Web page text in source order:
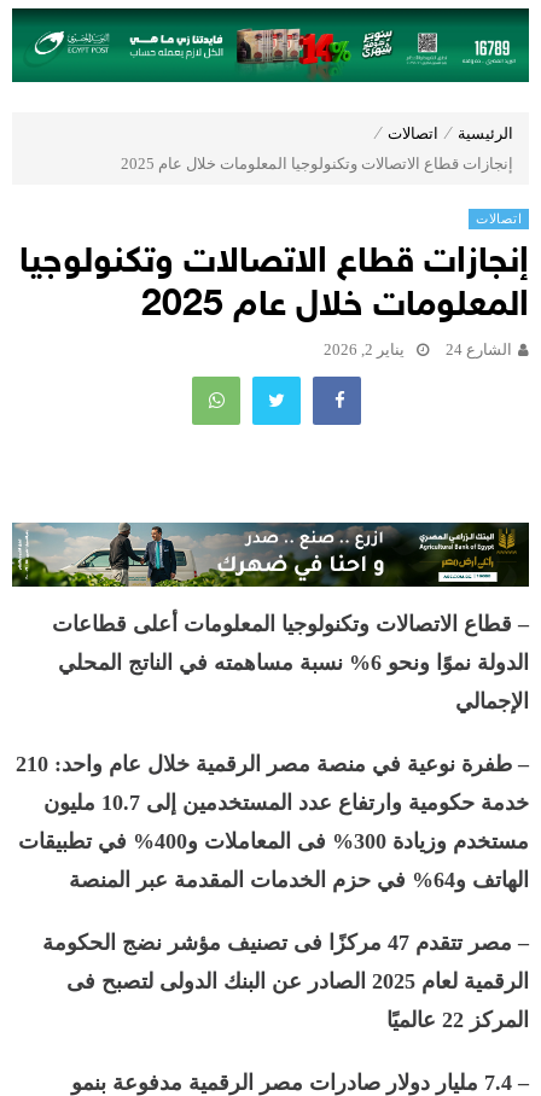
الرئيسية ⁄ اتصالات ⁄
إنجازات قطاع الاتصالات وتكنولوجيا المعلومات خلال عام 2025
اتصالات
إنجازات قطاع الاتصالات وتكنولوجيا
المعلومات خلال عام 2025
الشارع 24 يناير 2, 2026
– قطاع الاتصالات وتكنولوجيا المعلومات أعلى قطاعات
الدولة نموًا ونحو 6% نسبة مساهمته في الناتج المحلي
الإجمالي
– طفرة نوعية في منصة مصر الرقمية خلال عام واحد: 210
خدمة حكومية وارتفاع عدد المستخدمين إلى 10.7 مليون
مستخدم وزيادة 300% فى المعاملات و400% في تطبيقات
الهاتف و64% في حزم الخدمات المقدمة عبر المنصة
– مصر تتقدم 47 مركزًا فى تصنيف مؤشر نضج الحكومة
الرقمية لعام 2025 الصادر عن البنك الدولى لتصبح فى
المركز 22 عالميًا
– 7.4 مليار دولار صادرات مصر الرقمية مدفوعة بنمو